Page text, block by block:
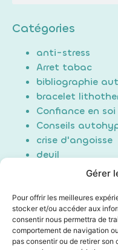
Gérer
Pour offrir les meilleures
stocker et/ou accéder aux
consentir nous permettra de
comportement de navigation
pas consentir ou de retirer
Catégories
anti-stress
Arret tabac
bibliographie
bracelet
Confiance en soi
Conseils
crise d'angoisse
deuil
hypnose
maigrir / perte
Non classé
poids du passé